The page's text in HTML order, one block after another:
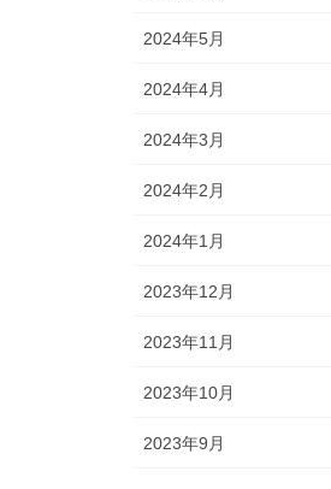
2024年5月
2024年4月
2024年3月
2024年2月
2024年1月
2023年12月
2023年11月
2023年10月
2023年9月